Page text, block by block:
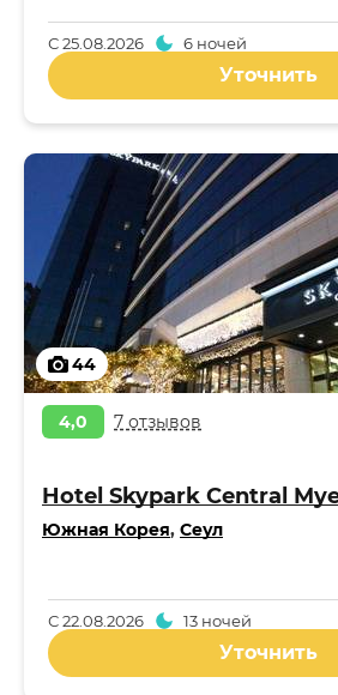
С25.08.2026 6 ночей
Уточнить
44
4,0 7 отзывов
Hotel Skypark Central
Южная Корея, Сеул
С22.08.2026 13 ночей
Уточнить